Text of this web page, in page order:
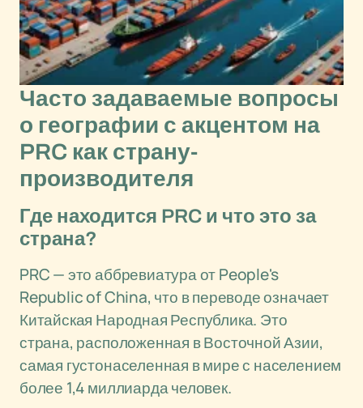
Часто задаваемые вопросы
о географии с акцентом на
PRC как страну-
производителя
Где находится PRC и что это за
страна?
PRC — это аббревиатура от People's
Republic of China, что в переводе означает
Китайская Народная Республика. Это
страна, расположенная в Восточной Азии,
самая густонаселенная в мире с населением
более 1,4 миллиарда человек.